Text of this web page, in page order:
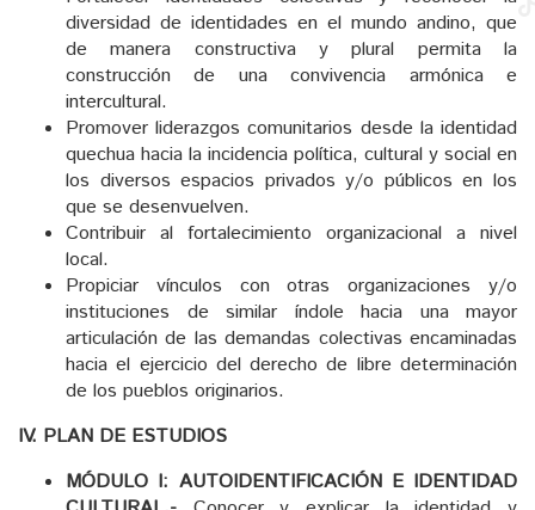
diversidad de identidades en el mundo andino, que
de manera constructiva y plural permita la
construcción de una convivencia armónica e
intercultural.
Promover liderazgos comunitarios desde la identidad
quechua hacia la incidencia política, cultural y social en
los diversos espacios privados y/o públicos en los
que se desenvuelven.
Contribuir al fortalecimiento organizacional a nivel
local.
Propiciar vínculos con otras organizaciones y/o
instituciones de similar índole hacia una mayor
articulación de las demandas colectivas encaminadas
hacia el ejercicio del derecho de libre determinación
de los pueblos originarios.
IV. PLAN DE ESTUDIOS
MÓDULO I: AUTOIDENTIFICACIÓN E IDENTIDAD